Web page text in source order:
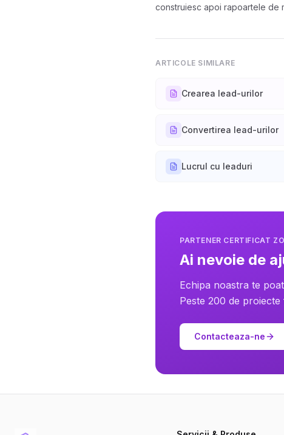
construiesc apoi rapoartele de
ARTICOLE SIMILARE
Crearea lead-urilor
Convertirea lead-urilor
Lucrul cu leaduri
PARTENER CERTIFICAT
Ai nevoie de
Echipa noastra te
Peste 200 de proiecte
Contacteaza-ne